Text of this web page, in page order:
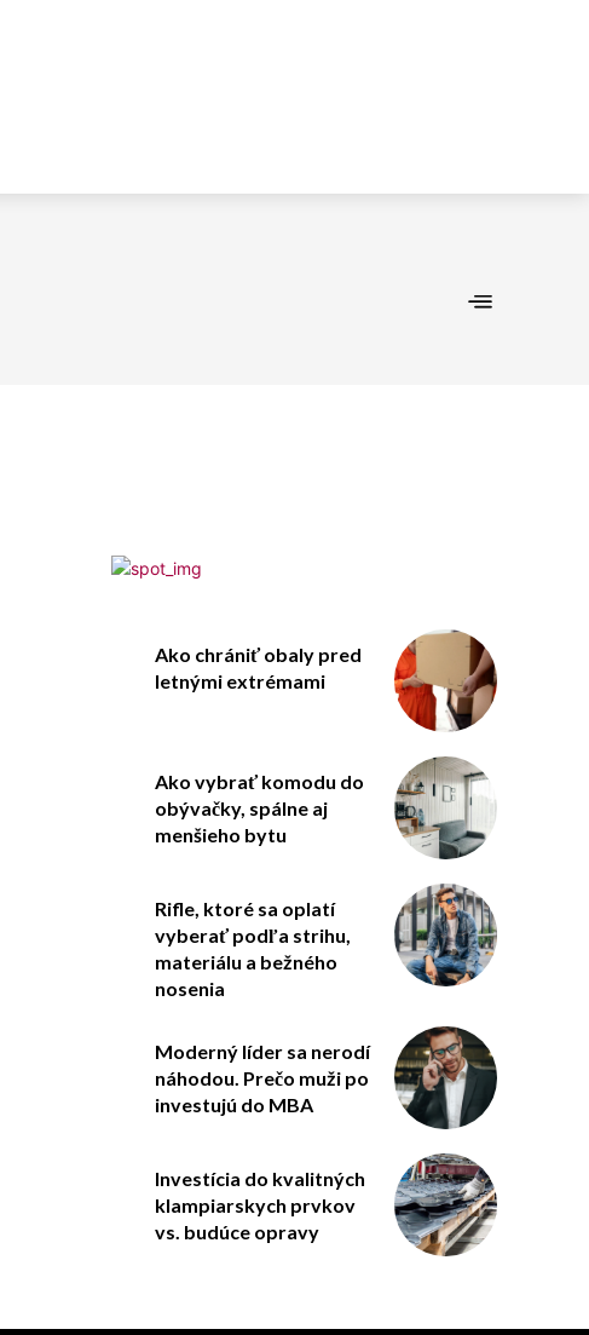
Ako chrániť obaly pred
letnými extrémami
Ako vybrať komodu do
obývačky, spálne aj
menšieho bytu
Rifle, ktoré sa oplatí
vyberať podľa strihu,
materiálu a bežného
nosenia
Moderný líder sa nerodí
náhodou. Prečo muži po
investujú do MBA
Investícia do kvalitných
klampiarskych prvkov
vs. budúce opravy